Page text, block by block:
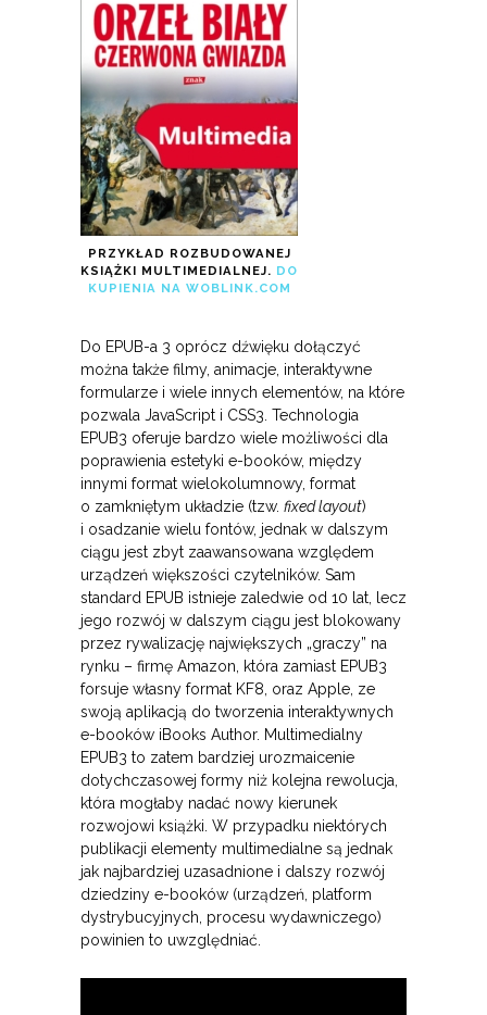
PRZYKŁAD ROZBUDOWANEJ
KSIĄŻKI MULTIMEDIALNEJ. DO
KUPIENIA NA WOBLINK.COM
Do EPUB-a 3 oprócz dźwięku dołączyć
można także filmy, animacje, interaktywne
formularze i wiele innych elementów, na które
pozwala JavaScript i CSS3. Technologia
EPUB3 oferuje bardzo wiele możliwości dla
poprawienia estetyki e-booków, między
innymi format wielokolumnowy, format
o zamkniętym układzie (tzw. fixed layout)
i osadzanie wielu fontów, jednak w dalszym
ciągu jest zbyt zaawansowana względem
urządzeń większości czytelników. Sam
standard EPUB istnieje zaledwie od 10 lat, lecz
jego rozwój w dalszym ciągu jest blokowany
przez rywalizację największych „graczy” na
rynku – firmę Amazon, która zamiast EPUB3
forsuje własny format KF8, oraz Apple, ze
swoją aplikacją do tworzenia interaktywnych
e-booków iBooks Author. Multimedialny
EPUB3 to zatem bardziej urozmaicenie
dotychczasowej formy niż kolejna rewolucja,
która mogłaby nadać nowy kierunek
rozwojowi książki. W przypadku niektórych
publikacji elementy multimedialne są jednak
jak najbardziej uzasadnione i dalszy rozwój
dziedziny e-booków (urządzeń, platform
dystrybucyjnych, procesu wydawniczego)
powinien to uwzględniać.